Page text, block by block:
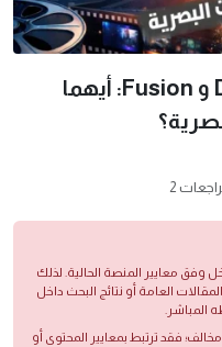
الفرق بين DaVinci Resolve و Fusion: أيهما
وفق معايير المنصة الحالية. لذلك
العامة أو نتائج البحث داخل
المباشر.
فقد ترتبط بمعايير المحتوى أو